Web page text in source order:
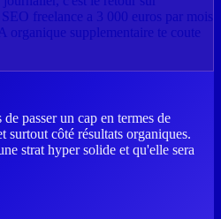
freelance a 3 000 euros par mois
organique supplementaire te coute
passer un cap en termes de
surtout côté résultats organiques.
strat hyper solide et qu'elle sera